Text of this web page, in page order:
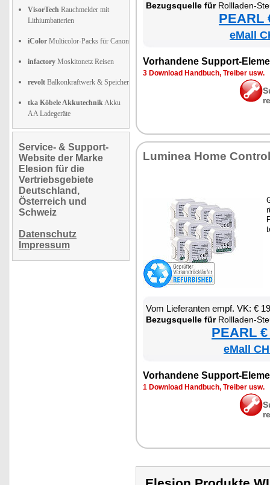
VisorTech Rauchmelder mit
Lithiumbatterien
iColor Multicolor-Packs für Canon
infactory Moskitonetz Reisen
revolt Balkonkraftwerk & Speicher
tka Köbele AkkutechnikAkku
AA Ladegeräte
Service- & Support-
Website der Marke
Elesion für die
Vertriebsgebiete
Deutschland,
Österreich und
Schweiz
Datenschutz
Impressum
Be­zugs­quel­le fürRoll­la­den-
PEARL
eMall
Vor­han­de­ne Sup­port-
3 Down­load Hand­buch, Trei­ber usw.
Lu­mi­nea Ho­me Con­trol
Vom Lie­fe­ran­ten empf. VK: €
Be­zugs­quel­le fürRoll­la­den-
PEARL
eMall
Vor­han­de­ne Sup­port-
1 Down­load Hand­buch, Trei­ber usw.